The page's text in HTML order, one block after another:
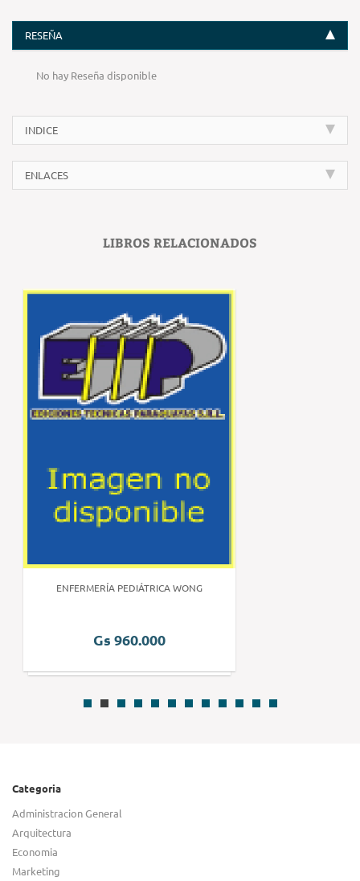
RESEÑA
No hay Reseña disponible
INDICE
ENLACES
LIBROS RELACIONADOS
ENFERMERÍA PEDIÁTRICA WONG
Gs 960.000
Categoria
Administracion General
Arquitectura
Economia
Marketing